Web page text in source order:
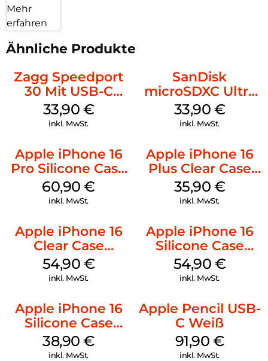
Mehr
erfahren
Ähnliche Produkte
Zagg Speedport
30 Mit USB-C
Kabel Weiß
33,90 €
inkl. MwSt.
SanDisk
microSDXC Ultra
128 GB + Adapter
Mobile
33,90 €
inkl. MwSt.
Apple iPhone 16
Pro Silicone Case
MagSafe Stone
Gray
60,90€
inkl. MwSt.
Apple iPhone 16
Plus Clear Case
MagSafe
Transparent
35,90 €
inkl. MwSt.
Apple iPhone 16
Clear Case
MagSafe
Transparent
54,90 €
inkl. MwSt.
Apple iPhone 16
Silicone Case
MagSafe Lake
Green
54,90 €
inkl. MwSt.
Apple iPhone 16
Silicone Case
MagSafe
Ultramarine
38,90€
inkl. MwSt.
Apple Pencil USB-
C Weiß
91,90 €
inkl. MwSt.